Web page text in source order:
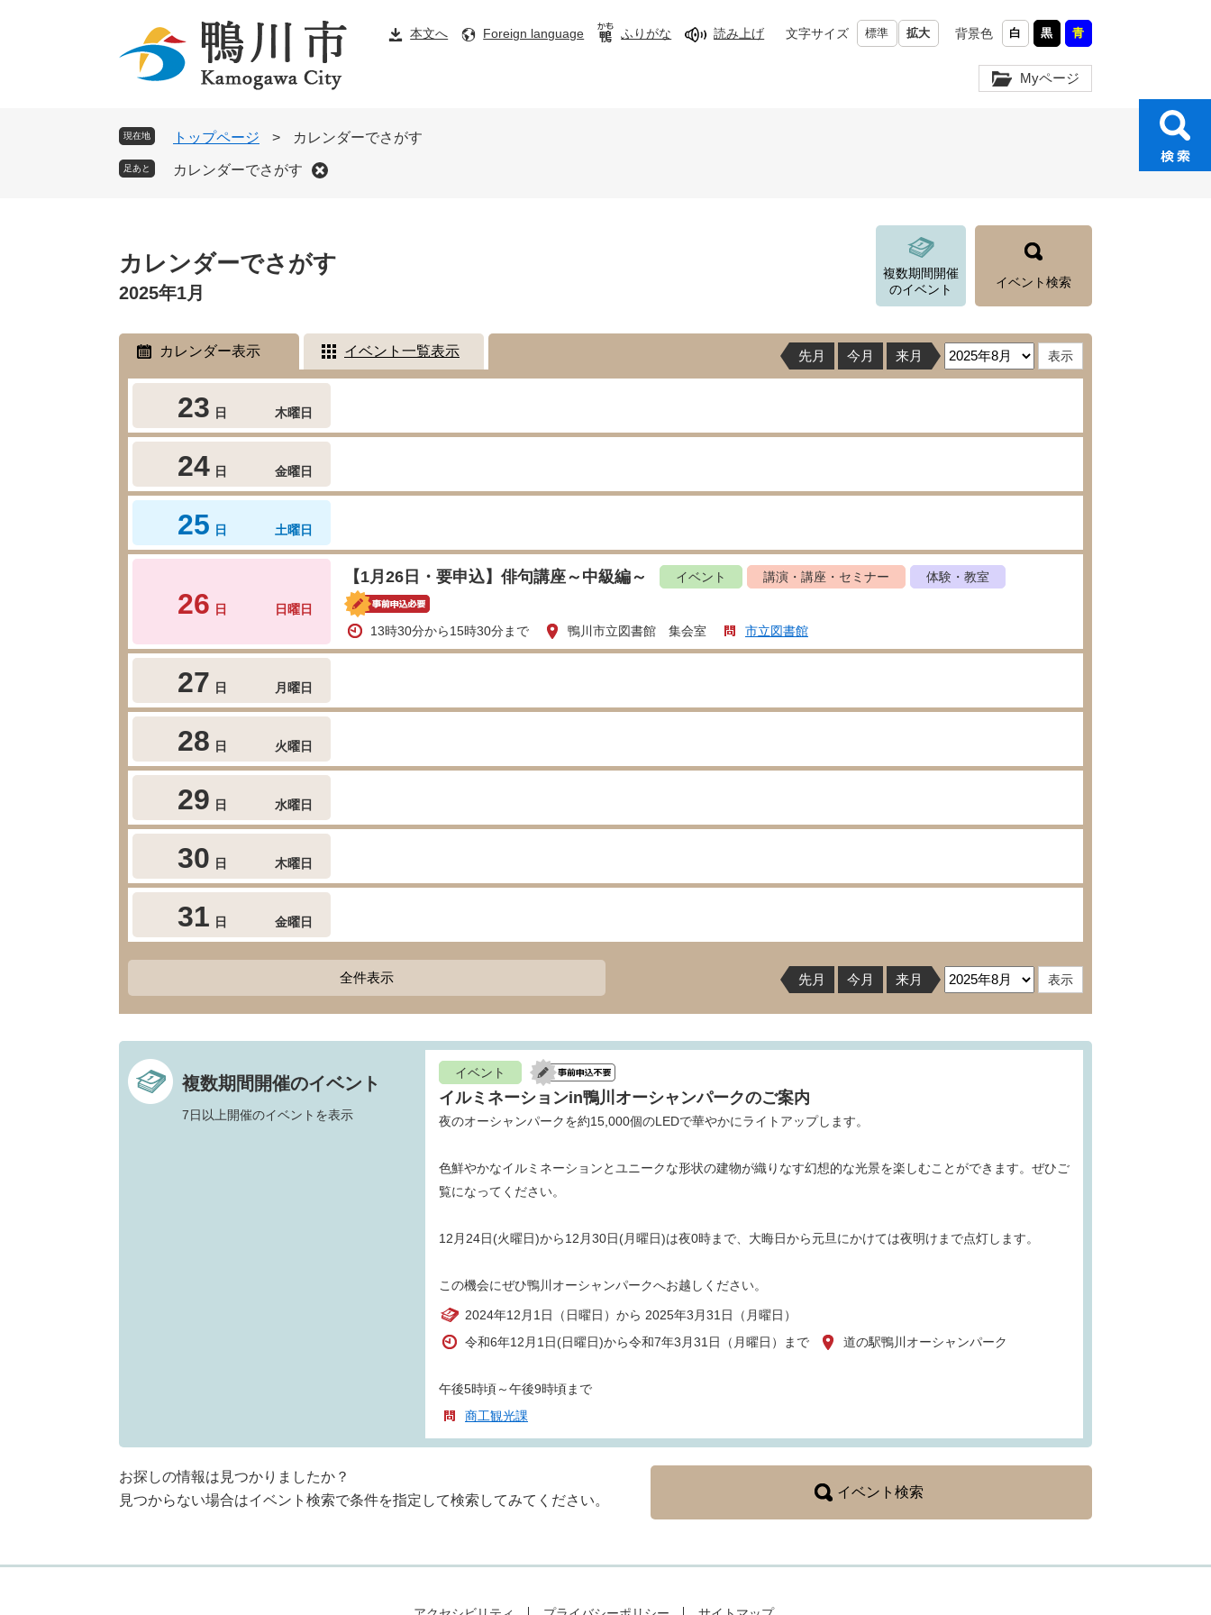
本文へ Foreign language ふりがな 読み上げ 文字サイズ 標準 拡大 背景色 白 黒 青
Myページ
現在地 トップページ > カレンダーでさがす
足あと カレンダーでさがす
文
カレンダーでさがす
複数期間開催
のイベント
イベント検索
2025年1月
カレンダー表示 イベント一覧表示 先月 今月 来月
23 日 木曜日
24 日 金曜日
25 日 土曜日
26 日 日曜日
【1月26日・要申込】俳句講座～中級編～ イベント 講演・講座・セミナー 体験・教室
13時30分から15時30分まで 鴨川市立図書館 集会室 市立図書館
27 日 月曜日
28 日 火曜日
29 日 水曜日
30 日 木曜日
31 日 金曜日
全件表示 先月 今月 来月
複数期間開催のイベント
7日以上開催のイベントを表示
イベント
イルミネーションin鴨川オーシャンパークのご案内
夜のオーシャンパークを約15,000個のLEDで華やかにライトアップします。
色鮮やかなイルミネーションとユニークな形状の建物が織りなす幻想的な光景を楽しむことができます。ぜひご
覧になってください。
12月24日(火曜日)から12月30日(月曜日)は夜0時まで、大晦日から元旦にかけては夜明けまで点灯します。
この機会にぜひ鴨川オーシャンパークへお越しください。
2024年12月1日（日曜日）から 2025年3月31日（月曜日）
令和6年12月1日(日曜日)から令和7年3月31日（月曜日）まで
午後5時頃～午後9時頃まで
道の駅鴨川オーシャンパーク
商工観光課
お探しの情報は見つかりましたか？
見つからない場合はイベント検索で条件を指定して検索してみてください。
イベント検索